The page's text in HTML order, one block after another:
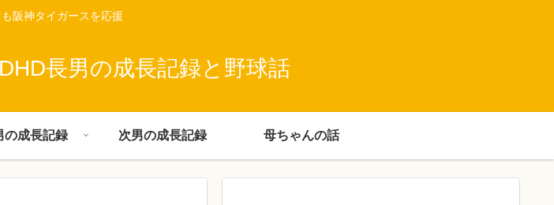
阪神タイガースを応援
長男の成長記録と野球話
の成長記録 次男の成長記録 母ちゃんの話